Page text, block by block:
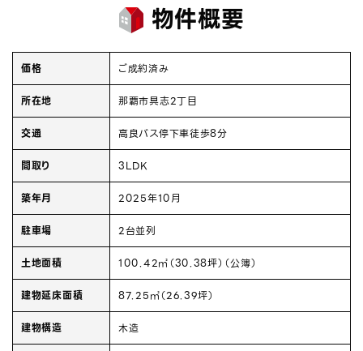
物件概要
価格 ご成約済み
所在地 那覇市具志2丁目
交通 高良バス停下車徒歩8分
間取り 3LDK
築年月 2025年10月
駐車場 2台並列
土地面積 100.42㎡（30.38坪）（公簿）
建物延床面積 87.25㎡（26.39坪）
建物構造 木造